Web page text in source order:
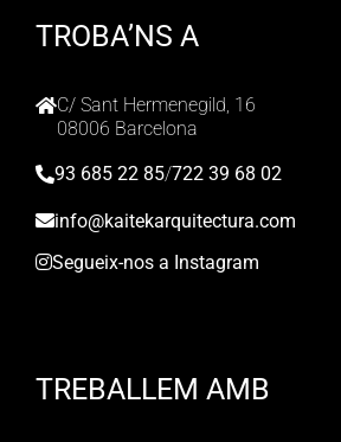
TROBA’NS A
C/ Sant Hermenegild, 16
08006 Barcelona
93 685 22 85/722 39 68 02
info@kaitekarquitectura.com
Segueix-nos a Instagram
TREBALLEM AMB